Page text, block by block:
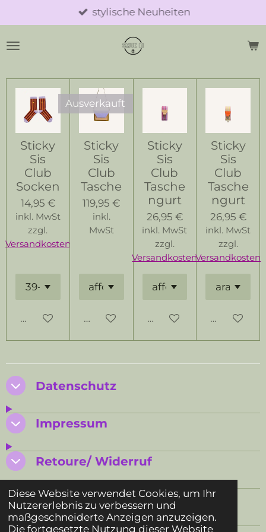
Diese Website verwendet Cookies, um Ihr
Nutzererlebnis zu verbessern und
maßgeschneiderte Anzeigen anzuzeigen.
Die fortgesetzte Nutzung dieser Website
Hauptinhalt
springen
stylische Neuheiten
Sticky
Sis
Club
Socken
14,95 €
inkl. MwSt
zzgl.
Versandkosten
In den Warenkorb
Ausverkauft
Sticky
Sis
Club
Tasche
119,95 €
inkl.
MwSt
Bei Verfügbarkeit benachrichtigen
Sticky
Sis
Club
Tasche
ngurt
26,95 €
inkl. MwSt
zzgl.
Versandkosten
In den Warenkorb
Sticky
Sis
Club
Tasche
ngurt
26,95 €
inkl. MwSt
zzgl.
Versandkosten
In den
Datenschutz
Impressum
Retoure/ Widerruf
AGB SMUK BI